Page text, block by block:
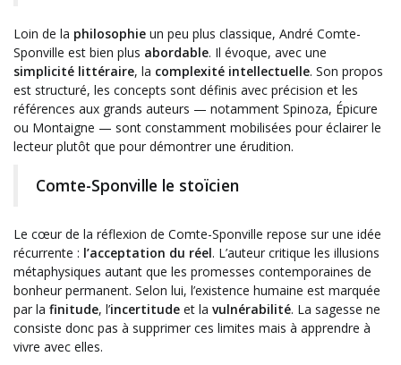
Loin de la philosophie un peu plus classique, André Comte-
Sponville est bien plus abordable. Il évoque, avec une
simplicité littéraire, la complexité intellectuelle. Son propos
est structuré, les concepts sont définis avec précision et les
références aux grands auteurs — notamment Spinoza, Épicure
ou Montaigne — sont constamment mobilisées pour éclairer le
lecteur plutôt que pour démontrer une érudition.
Comte-Sponville le stoïcien
Le cœur de la réflexion de Comte-Sponville repose sur une idée
récurrente : l’acceptation du réel. L’auteur critique les illusions
métaphysiques autant que les promesses contemporaines de
bonheur permanent. Selon lui, l’existence humaine est marquée
par la finitude, l’incertitude et la vulnérabilité. La sagesse ne
consiste donc pas à supprimer ces limites mais à apprendre à
vivre avec elles.